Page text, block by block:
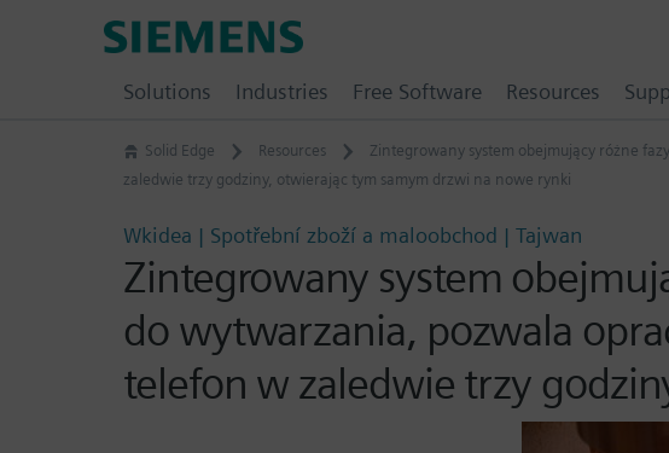
Solid Edge Resources
Zintegrowany system obejmujący różne
zaledwie trzy godziny, otwierając tym samym drzwi na nowe rynki
Wkidea | Spotřební zboží a maloobchod | Tajwan
Zintegrowany system
do wytwarzania, pozwala
telefon w zaledwie trzy
Solutions Industries Free Software Resources